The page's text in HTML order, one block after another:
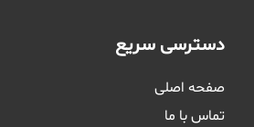
دسترسی سریع
صفحه اصلی
تماس با ما